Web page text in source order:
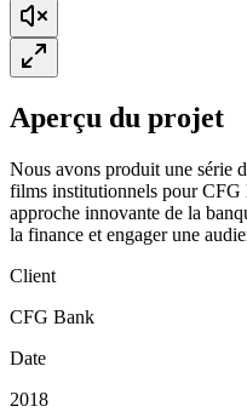
Aperçu du projet
Nous avons produit une série
films institutionnels pour CFG
approche innovante de la
la finance et engager une
Client
CFG Bank
Date
2018